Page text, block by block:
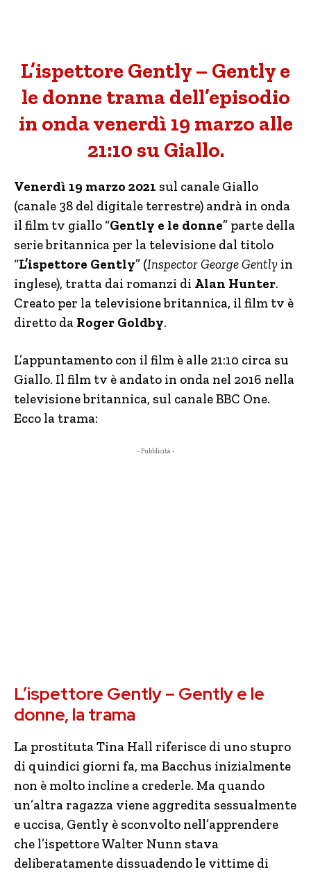
L’ispettore Gently – Gently e
le donne trama dell’episodio
in onda venerdì 19 marzo alle
21:10 su Giallo.
Venerdì 19 marzo 2021 sul canale Giallo
(canale 38 del digitale terrestre) andrà in onda
il film tv giallo “Gently e le donne” parte della
serie britannica per la televisione dal titolo
“L’ispettore Gently” (Inspector George Gently in
inglese), tratta dai romanzi di Alan Hunter.
Creato per la televisione britannica, il film tv è
diretto da Roger Goldby.
L’appuntamento con il film è alle 21:10 circa su
Giallo. Il film tv è andato in onda nel 2016 nella
televisione britannica, sul canale BBC One.
Ecco la trama:
- Pubblicità -
L’ispettore Gently – Gently e le
donne, la trama
La prostituta Tina Hall riferisce di uno stupro
di quindici giorni fa, ma Bacchus inizialmente
non è molto incline a crederle. Ma quando
un’altra ragazza viene aggredita sessualmente
e uccisa, Gently è sconvolto nell’apprendere
che l’ispettore Walter Nunn stava
deliberatamente dissuadendo le vittime di